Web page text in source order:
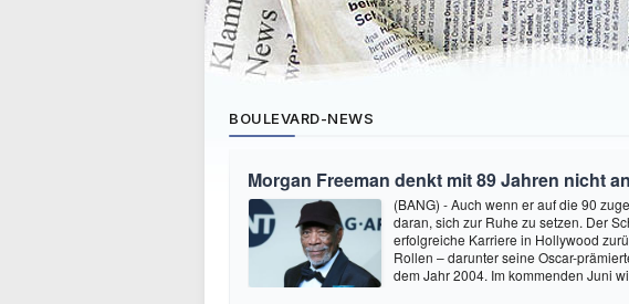
BOULEVARD-NEWS
Morgan Freeman denkt mit 89 Jahren nicht
(BANG) - Auch wenn er auf die 90
daran, sich zur Ruhe zu setzen. Der
erfolgreiche Karriere in Hollywood
Rollen – darunter seine Oscar-
dem Jahr 2004. Im kommenden Juni